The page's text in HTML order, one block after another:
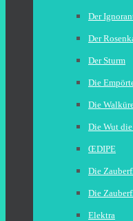
Der
Der
Der Sturm
Die
Die
Die Wut
ŒDIPE
Die
Die
Elektra